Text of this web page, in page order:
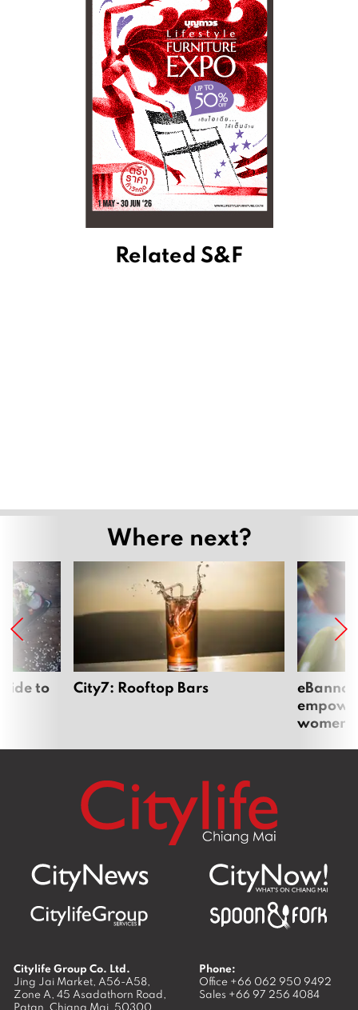
Related S&F
Where next?
to City7: Rooftop Bars
women
Citylife Group Co. Ltd.
Jing Jai Market, A56-A58,
Zone A, 45 Asadathorn Road,
Patan, Chiang Mai, 50300
Phone:
Office +66 062 950 9492
Sales +66 97 256 4084